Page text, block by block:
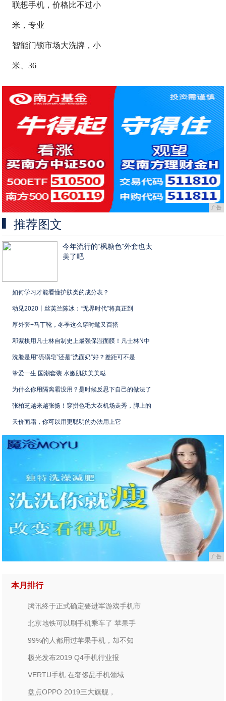
联想手机，价格比不过小
米，专业
智能门锁市场大洗牌，小
米、36
广告
推荐图文
今年流行的“枫糖色”外套也太
美了吧
如何学习才能看懂护肤类的成分表？
动见2020丨丝芙兰陈冰：“无界时代”将真正到
厚外套+马丁靴，冬季这么穿时髦又百搭
邓紫棋用凡士林自制史上最强保湿面膜！凡士林N中
洗脸是用“硫磺皂”还是“洗面奶”好？差距可不是
挚爱一生 国潮套装 水嫩肌肤美美哒
为什么你用隔离霜没用？是时候反思下自己的做法了
张柏芝越来越张扬！穿拼色毛大衣机场走秀，脚上的
天价面霜，你可以用更聪明的办法用上它
广告
本月排行
腾讯终于正式确定要进军游戏手机市
北京地铁可以刷手机乘车了 苹果手
99%的人都用过苹果手机，却不知
极光发布2019 Q4手机行业报
VERTU手机 在奢侈品手机领域
盘点OPPO 2019三大旗舰，